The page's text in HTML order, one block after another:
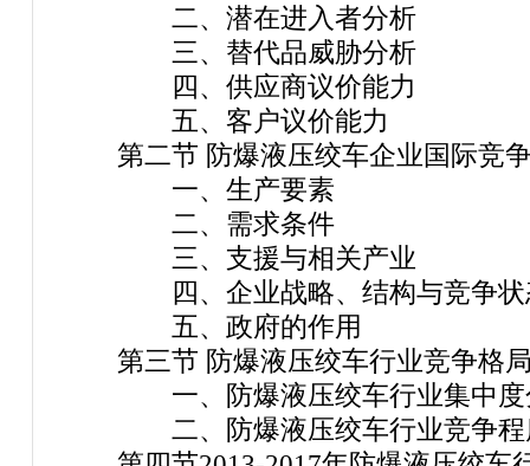
二、潜在进入者分析
三、替代品威胁分析
四、供应商议价能力
五、客户议价能力
第二节 防爆液压绞车企业国际竞
一、生产要素
二、需求条件
三、支援与相关产业
四、企业战略、结构与竞争状
五、政府的作用
第三节 防爆液压绞车行业竞争格
一、防爆液压绞车行业集中度
二、防爆液压绞车行业竞争程